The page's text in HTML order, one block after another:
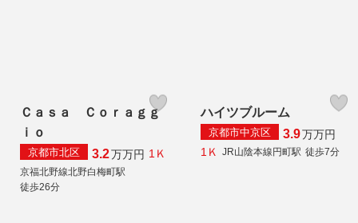
Ｃａｓａ Ｃｏｒａｇｇ
ｉｏ
京都市北区 3.2万万円 1Ｋ
京福北野線北野白梅町駅
徒歩26分
ハイツブルーム
京都市中京区 3.9万万円
1Ｋ
JR山陰本線円町駅 徒歩7分